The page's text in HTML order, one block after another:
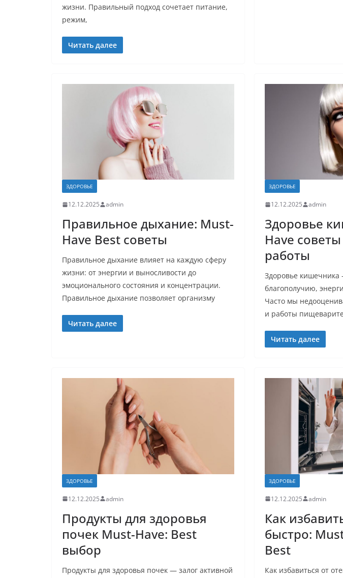
жизни. Правильный подход сочетает питание,
режим,
Читать далее
ЗДОРОВЬЕ
12.12.2025 admin
Правильное дыхание: Must-
Have Best советы
Правильное дыхание влияет на каждую сферу
жизни: от энергии и выносливости до
эмоционального состояния и концентрации.
Правильное дыхание позволяет организму
Читать далее
ЗДОРОВЬЕ
12.12.2025 admin
Здоровье
Have
работы
Здоровье
благополучию,
Часто мы
и работы
Читать далее
ЗДОРОВЬЕ
12.12.2025 admin
Продукты для здоровья
почек Must-Have: Best
выбор
Продукты для здоровья почек — залог активной
ЗДОРОВЬЕ
12.12.2025 admin
Как
быстро:
Best
Как избавиться от